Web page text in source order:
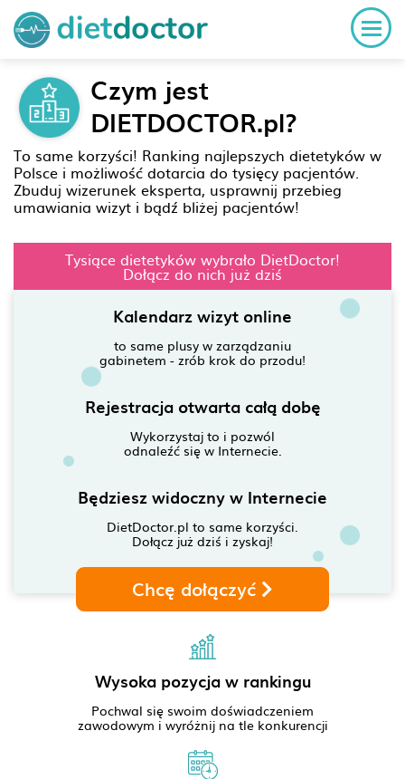
Czym jest
DIETDOCTOR.pl?
To same korzyści! Ranking najlepszych dietetyków w
Polsce i możliwość dotarcia do tysięcy pacjentów.
Zbuduj wizerunek eksperta, usprawnij przebieg
umawiania wizyt i bądź bliżej pacjentów!
Tysiące dietetyków wybrało DietDoctor!
Dołącz do nich już dziś
Chcę dołączyć
Kalendarz wizyt online
to same plusy w zarządzaniu
gabinetem - zrób krok do przodu!
Rejestracja otwarta całą dobę
Wykorzystaj to i pozwól
odnaleźć się w Internecie.
Będziesz widoczny w Internecie
DietDoctor.pl to same korzyści.
Dołącz już dziś i zyskaj!
Wysoka pozycja w rankingu
Pochwal się swoim doświadczeniem
zawodowym i wyróżnij na tle konkurencji